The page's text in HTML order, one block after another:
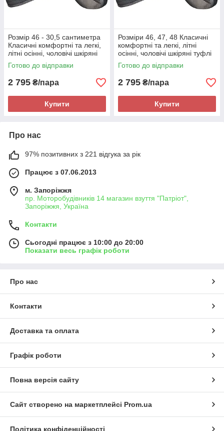
Розмір 46 - 30,5 сантиметра
Класичні комфортні та легкі,
літні осінні, чоловічі шкіряні
туфлі Maxus, чорні, на
підошві з піни
Готово до відправки
2 795 ₴/пара
Купити
Розміри 46, 47, 48 Класичні
комфортні та легкі, літні
осінні, чоловічі шкіряні туфлі
Maxus, чорні, на підошві з
піни
Готово до відправки
2 795 ₴/пара
Купити
Про нас
97% позитивних з 221 відгука за рік
Працює з 07.06.2013
м. Запоріжжя
пр. Моторобудівників 14 магазин взуття "Патріот",
Запоріжжя, Україна
Контакти
Сьогодні працює з 10:00 до 20:00
Показати весь графік роботи
Про нас
Контакти
Доставка та оплата
Графік роботи
Повна версія сайту
Сайт створено на маркетплейсі Prom.ua
Політика конфіденційності